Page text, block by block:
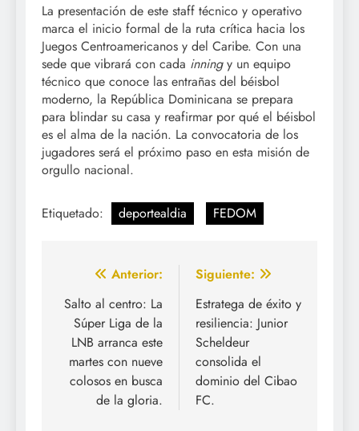
La presentación de este staff técnico y operativo
marca el inicio formal de la ruta crítica hacia los
Juegos Centroamericanos y del Caribe. Con una
sede que vibrará con cada inningy un equipo
técnico que conoce las entrañas del béisbol
moderno, la República Dominicana se prepara
para blindar su casa y reafirmar por qué el béisbol
es el alma de la nación. La convocatoria de los
jugadores será el próximo paso en esta misión de
orgullo nacional.
Etiquetado: deportealdia FEDOM
Navegación
de
entradas
Anterior:
Salto al centro: La
Súper Liga de la
LNB arranca este
martes con nueve
colosos en busca
de la gloria.
Siguiente:
Estratega de éxito y
resiliencia: Junior
Scheldeur
consolida el
dominio del Cibao
FC.